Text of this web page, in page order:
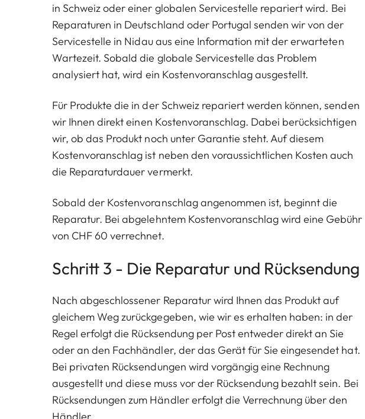
in Schweiz oder einer globalen Servicestelle repariert wird. Bei
Reparaturen in Deutschland oder Portugal senden wir von der
Servicestelle in Nidau aus eine Information mit der erwarteten
Wartezeit. Sobald die globale Servicestelle das Problem
analysiert hat, wird ein Kostenvoranschlag ausgestellt.
Für Produkte die in der Schweiz repariert werden können, senden
wir Ihnen direkt einen Kostenvoranschlag. Dabei berücksichtigen
wir, ob das Produkt noch unter Garantie steht. Auf diesem
Kostenvoranschlag ist neben den voraussichtlichen Kosten auch
die Reparaturdauer vermerkt.
Sobald der Kostenvoranschlag angenommen ist, beginnt die
Reparatur. Bei abgelehntem Kostenvoranschlag wird eine Gebühr
von CHF 60 verrechnet.
Schritt 3 - Die Reparatur und Rücksendung
Nach abgeschlossener Reparatur wird Ihnen das Produkt auf
gleichem Weg zurückgegeben, wie wir es erhalten haben: in der
Regel erfolgt die Rücksendung per Post entweder direkt an Sie
oder an den Fachhändler, der das Gerät für Sie eingesendet hat.
Bei privaten Rücksendungen wird vorgängig eine Rechnung
ausgestellt und diese muss vor der Rücksendung bezahlt sein. Bei
Rücksendungen zum Händler erfolgt die Verrechnung über den
Händler.